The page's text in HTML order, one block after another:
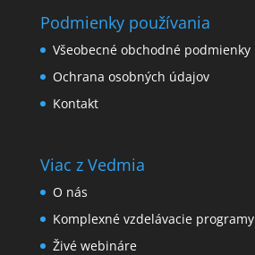
Podmienky používania
Všeobecné obchodné podmienky
Ochrana osobných údajov
Kontakt
Viac z Vedmia
O nás
Komplexné vzdelávacie programy
Živé webináre